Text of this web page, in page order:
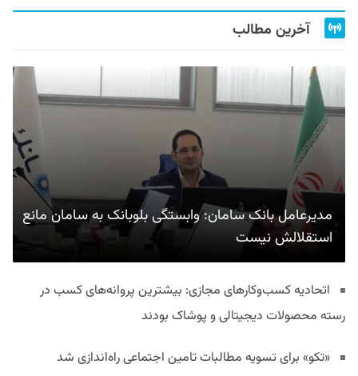
آخرین مطالب
مدیرعامل بانک سامان: وابستگی بلوبانک به سامان مانع
استقلالش نیست
اتحادیه کسب‌وکارهای مجازی: بیشترین پروانه‌های کسب در
رسته محصولات دیجیتالی و پوشاک بودند
«تکو» برای تسویه مطالبات تامین اجتماعی راه‌اندازی شد